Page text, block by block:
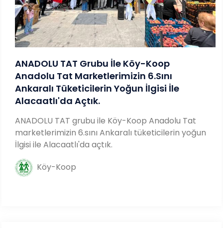
ANADOLU TAT Grubu İle Köy-Koop
Anadolu Tat Marketlerimizin 6.sını
Ankaralı Tüketicilerin Yoğun İlgisi İle
Alacaatlı'da Açtık.
ANADOLU TAT grubu ile Köy-Koop Anadolu Tat
marketlerimizin 6.sını Ankaralı tüketicilerin yoğun
İlgisi ile Alacaatlı'da açtık.
Köy-Koop